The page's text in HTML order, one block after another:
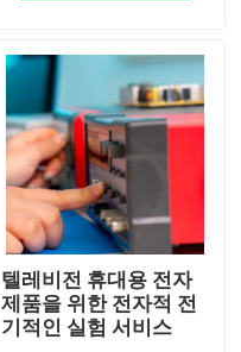
텔레비전 휴대용 전자
제품을 위한 전자적 전
기적인 실험 서비스